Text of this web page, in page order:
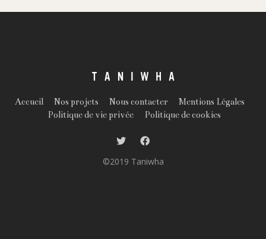
Accueil Nos projets Nous contacter
Mentions Légales
Politique de vie privée
Politique de cookies
©2019 Taniwha